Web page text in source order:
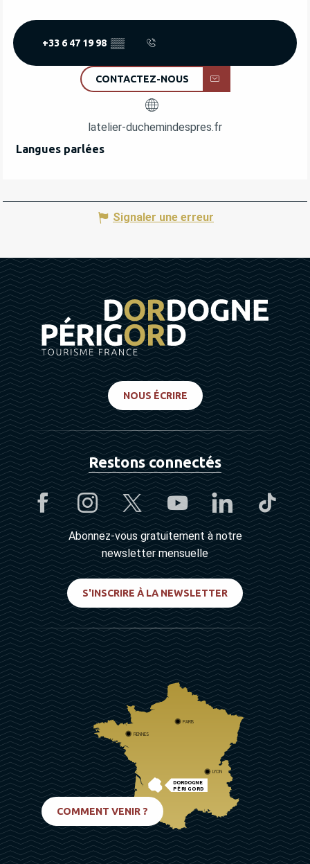
+33 6 47 19 98 ▒▒
CONTACTEZ-NOUS
latelier-duchemindespres.fr
Langues parlées
Langues parlées
Signaler une erreur
NOUS ÉCRIRE
Restons connectés
Abonnez-vous gratuitement à notre
newsletter mensuelle
S'INSCRIRE À LA NEWSLETTER
DORDOGNE
PÉRIGORD
PARIS
RENNES
LYON
COMMENT VENIR ?